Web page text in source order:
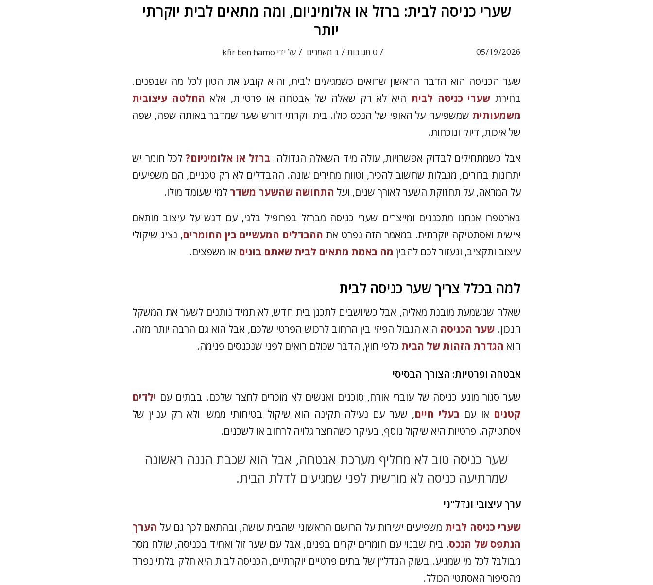
שערי כניסה לבית: ברזל או אלומיניום, ומה מתאים לבית יוקרתי
יותר
05/19/2026
/ 0 תגובות / ב מאמרים / על ידי kfir ben hamo
שער הכניסה הוא הדבר הראשון שרואים כשמגיעים לבית, והוא קובע את הטון לכל מה שבפנים.
בחירת שערי כניסה לבית היא לא רק שאלה של אבטחה או פרטיות, אלא החלטה עיצובית
משמעותית שמשפיעה על האופי של הנכס כולו. בית יוקרתי דורש שער שמדבר באותה שפה, שפה
של איכות, דיוק ונוכחות.
אבל כשמתחילים לבדוק אפשרויות, עולה מיד השאלה הגדולה: ברזל או אלומיניום?לכל חומר יש
יתרונות ברורים, מגבלות שחשוב להכיר, וטווח מחירים שונה. ההבדלים לא רק טכניים, הם משפיעים
על המראה, על תחזוקת השער לאורך שנים, ועל התחושה שהשער משדר למי שעומד מולו.
בארטפרו אנחנו מתכננים ומייצרים שערי כניסה מברזל בפרופיל בלגי, עם דגש על עיצוב מותאם
אישית ואסתטיקה יוקרתית. במאמר הזה נפרט את ההבדלים המעשיים בין החומרים, נציג שיקולי
עיצוב ותקציב, ונעזור לכם להבין מה באמת מתאים לבית שאתם בונים או משפצים.
למה בכלל צריך שער כניסה לבית
שאלה שנשמעת מובנת מאליה, אבל כשיושבים לתכנן בית חדש, לא תמיד נותנים לשער את המשקל
הנכון. שער הכניסה הוא הגבול הפיזי בין הרחוב לרכוש הפרטי שלכם, אבל הוא גם הרבה יותר מזה.
הוא הגדרת הזהות של הבית כלפי חוץ, הדבר שכולם רואים לפני שנכנסים פנימה.
אבטחה ופרטיות: הצורך הבסיסי
שער סגור מונע כניסה של עוברי אורח, סוכנים ואנשים לא מוכרים לחצר שלכם. בבתים עם ילדים
קטנים או עם בעלי חיים, שער עם נעילה תקינה הוא שיקול בטיחותי ממשי ולא רק עניין של
אסתטיקה. פרטיות היא שיקול נוסף, בעיקר כשהחצר גלויה לרחוב או לשכנים.
שער כניסה טוב לא מחליף מערכת אבטחה, אבל הוא שכבת הגנה ראשונה
שמרתיעה כניסה לא מורשית לפני שמגיעים לדלת הבית.
ערך עיצובי ונדל"ני
שערי כניסה לבית משפיעים ישירות על הרושם הראשוני שהבית עושה, ובהתאם לכך גם על הערך
הנתפס של הנכס. בית שבנוי עם חומרים יקרים בפנים, אבל עם שער זול ואחיד בכניסה, שולח מסר
מבולבל לכל מי שמגיע. בשוק הנדל"ן של בתים פרטיים יוקרתיים, הכניסה לבית היא חלק בלתי נפרד
מהסיפור האסתטי הכולל.